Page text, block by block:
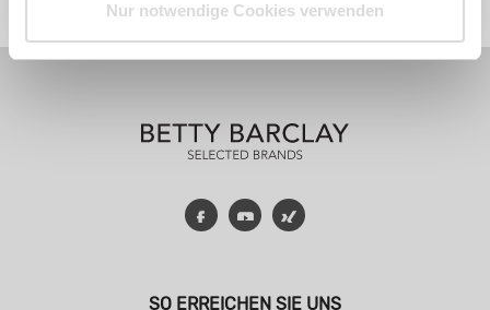
Nur notwendige Cookies verwenden
FacebookYouTube
SO ERREICHEN SIE UNS